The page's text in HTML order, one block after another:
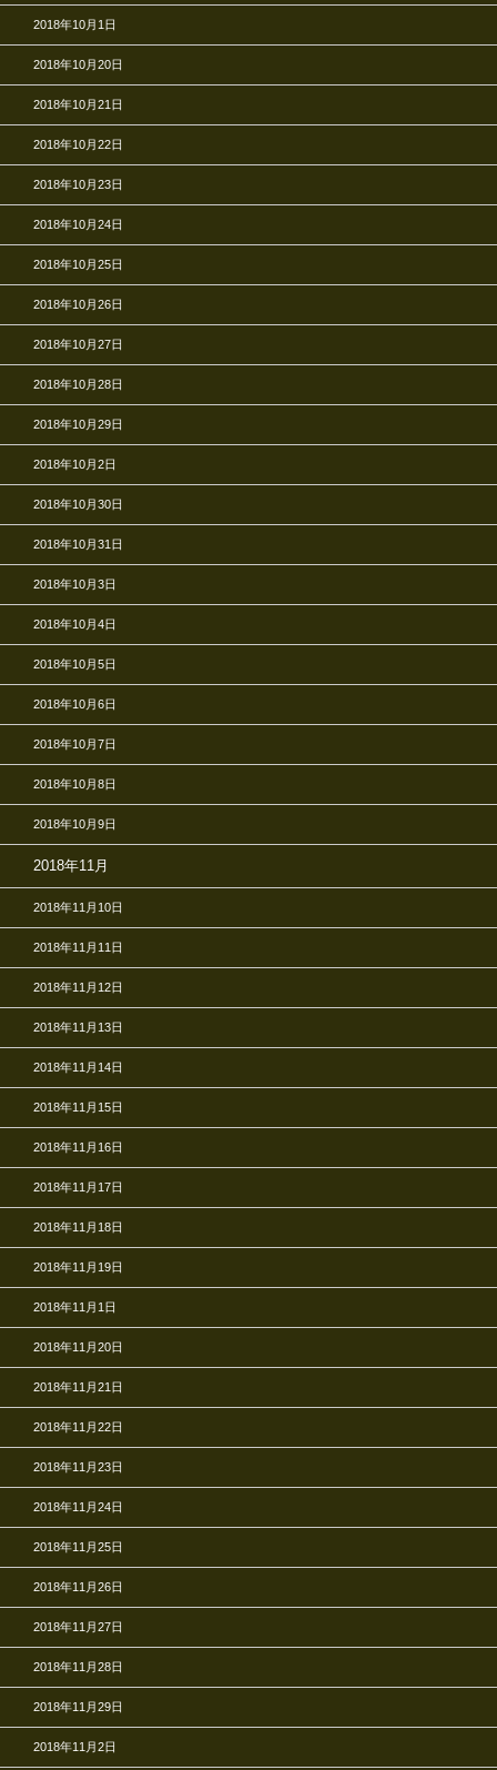
2018年10月1日
2018年10月20日
2018年10月21日
2018年10月22日
2018年10月23日
2018年10月24日
2018年10月25日
2018年10月26日
2018年10月27日
2018年10月28日
2018年10月29日
2018年10月2日
2018年10月30日
2018年10月31日
2018年10月3日
2018年10月4日
2018年10月5日
2018年10月6日
2018年10月7日
2018年10月8日
2018年10月9日
2018年11月
2018年11月10日
2018年11月11日
2018年11月12日
2018年11月13日
2018年11月14日
2018年11月15日
2018年11月16日
2018年11月17日
2018年11月18日
2018年11月19日
2018年11月1日
2018年11月20日
2018年11月21日
2018年11月22日
2018年11月23日
2018年11月24日
2018年11月25日
2018年11月26日
2018年11月27日
2018年11月28日
2018年11月29日
2018年11月2日